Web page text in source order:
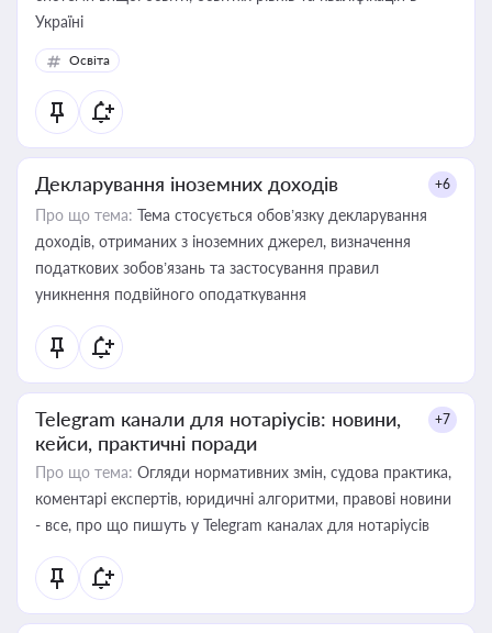
Україні
Освіта
Декларування іноземних доходів +6
Про що тема: Тема стосується обов’язку декларування
доходів, отриманих з іноземних джерел, визначення
податкових зобов’язань та застосування правил
уникнення подвійного оподаткування
Telegram канали для нотаріусів: новини,
кейси, практичні поради
+7
Про що тема: Огляди нормативних змін, судова практика,
коментарі експертів, юридичні алгоритми, правові новини
- все, про що пишуть у Telegram каналах для нотаріусів